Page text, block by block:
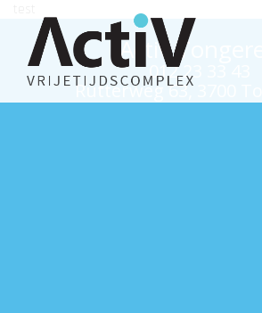
Activ
012 23 33 43
Rutterweg 63, 3700